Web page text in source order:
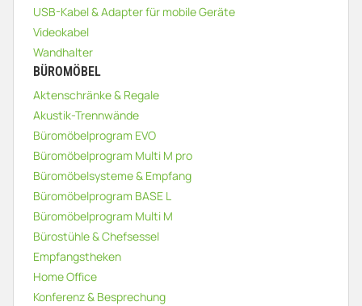
USB-Kabel & Adapter für mobile Geräte
Videokabel
Wandhalter
BÜROMÖBEL
Aktenschränke & Regale
Akustik-Trennwände
Büromöbelprogram EVO
Büromöbelprogram Multi M pro
Büromöbelsysteme & Empfang
Büromöbelprogram BASE L
Büromöbelprogram Multi M
Bürostühle & Chefsessel
Empfangstheken
Home Office
Konferenz & Besprechung